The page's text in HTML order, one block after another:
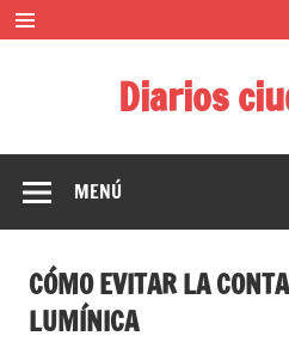
Saltar
contenido
Diarios
MENÚ
CÓMO EVITAR LA
LUMÍNICA